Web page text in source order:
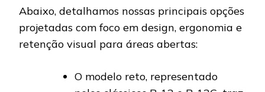
Abaixo, detalhamos nossas principais opções
projetadas com foco em design, ergonomia e
retenção visual para áreas abertas:
O modelo reto, representado